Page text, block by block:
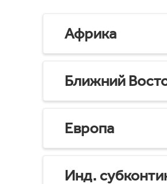
Африка
Ближний
Европа
Инд.